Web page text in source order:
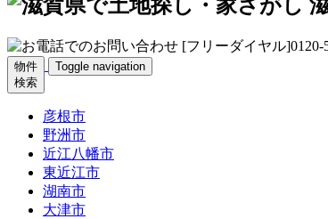
物件
検索
Toggle navigation
彦根市
野洲市
近江八幡市
東近江市
湖南市
大津市